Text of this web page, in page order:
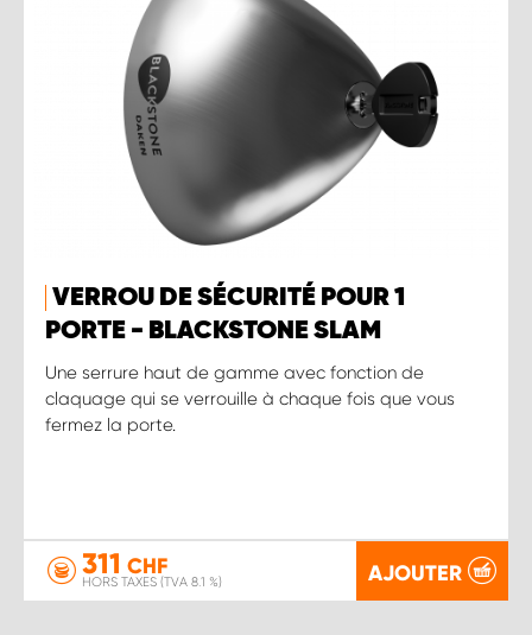
VERROU DE SÉCURITÉ POUR 1
PORTE - BLACKSTONE SLAM
Une serrure haut de gamme avec fonction de
claquage qui se verrouille à chaque fois que vous
fermez la porte.
311 CHF
HORS TAXES (TVA 8.1 %) AJOUTER